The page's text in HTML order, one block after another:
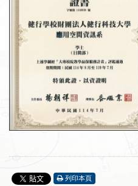
列印本頁